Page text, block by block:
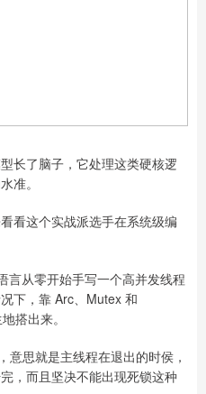
长了脑子，它处理这类硬核逻
准。
看这个实战派选手在系统级编
言从零开始手写一个高并发线程
下，靠 Arc、Mutex 和
搭出来。
思就是主线程在退出的时侯，
，而且坚决不能出现死锁这种